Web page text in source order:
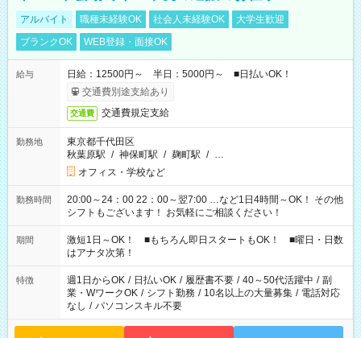
アルバイト 職種未経験OK 社会人未経験OK
大学生歓迎
ブランクOK
WEB登録・面接OK
給与
日給：12500円～ 半日：5000円～ ■日払いOK！
交通費別途支給あり
交通費 交通費規定支給
勤務地
東京都千代田区
秋葉原駅 / 神保町駅 / 麹町駅 / …
オフィス・学校など
勤務時間
20:00～24：00 22：00～翌7:00 …など1日4時間～OK！ その他
シフトもございます！ お気軽にご相談ください！
期間
激短1日～OK！ ■もちろん即日スタートもOK！ ■曜日・日数
はアナタ次第！
特徴 週1日からOK / 日払いOK / 履歴書不要 / 40～50代活躍中 / 副
業・WワークOK / シフト勤務 / 10名以上の大量募集 / 電話対応
なし / パソコンスキル不要